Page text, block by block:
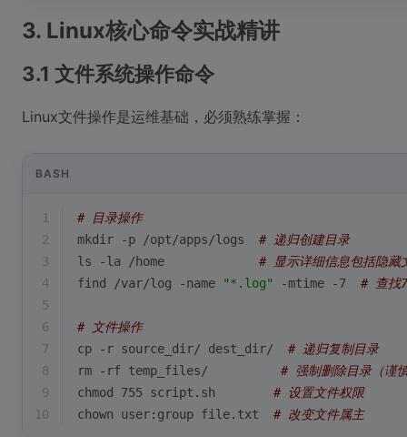
3. Linux核心命令实战精讲
3.1 文件系统操作命令
Linux文件操作是运维基础，必须熟练掌握：
BASH
1
# 目录操作
2
mkdir -p /opt/apps/logs # 递归创建目录
3
ls -la /home # 显示详细信息包括隐藏
4
find /var/log -name "*.log" -mtime -7 # 查找
5
6
# 文件操作
7
cp -r source_dir/ dest_dir/ # 递归复制目录
8
rm -rf temp_files/ # 强制删除目录（谨
9
chmod 755 script.sh # 设置文件权限
10
chown user:group file.txt # 改变文件属主